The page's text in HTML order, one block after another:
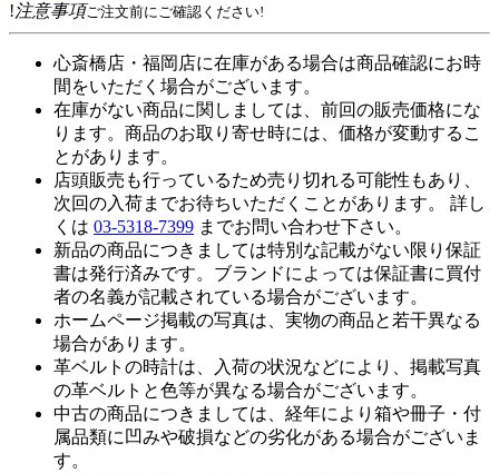
!注意事項ご注文前にご確認ください!
心斎橋店・福岡店に在庫がある場合は商品確認にお時
間をいただく場合がございます。
在庫がない商品に関しましては、前回の販売価格にな
ります。商品のお取り寄せ時には、価格が変動するこ
とがあります。
店頭販売も行っているため売り切れる可能性もあり、
次回の入荷までお待ちいただくことがあります。 詳し
くは 03-5318-7399 までお問い合わせ下さい。
新品の商品につきましては特別な記載がない限り保証
書は発行済みです。ブランドによっては保証書に買付
者の名義が記載されている場合がございます。
ホームページ掲載の写真は、実物の商品と若干異なる
場合があります。
革ベルトの時計は、入荷の状況などにより、掲載写真
の革ベルトと色等が異なる場合がございます。
中古の商品につきましては、経年により箱や冊子・付
属品類に凹みや破損などの劣化がある場合がございま
す。